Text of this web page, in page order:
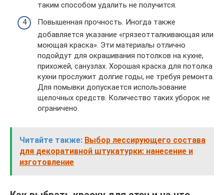
таким способом удалить не получится.
Повышенная прочность. Иногда также
добавляется указание «грязеотталкивающая или
моющая краска». Эти материалы отлично
подойдут для окрашивания потолков на кухне,
прихожей, санузлах. Хорошая краска для потолка
кухни прослужит долгие годы, не требуя ремонта.
Для помывки допускается использование
щелочных средств. Количество таких уборок не
ограничено.
Читайте также: Выбор лессирующего состава
для декоративной штукатурки: нанесение и
изготовление